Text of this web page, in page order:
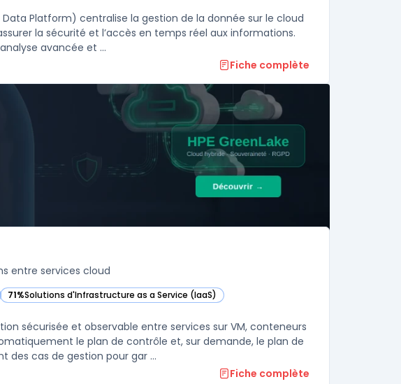
Data Platform) dans cette catégorie
Platform) centralise la gestion de la donnée sur le cloud
la sécurité et l’accès en temps réel aux informations.
Cette plateforme réunit bases de données, outils d’analyse avancée et ...
Fiche complète
entre services cloud
71%Solutions d'Infrastructure as a Service (IaaS)
— voir Google Cloud Service Mesh dans cette catégorie
sécurisée et observable entre services sur VM, conteneurs
le plan de contrôle et, sur demande, le plan de
des cas de gestion pour gar ...
Fiche complète